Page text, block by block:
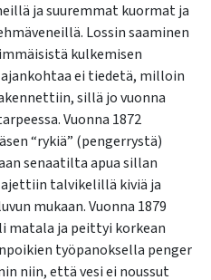
ja suuremmat kuormat ja
Lossin saaminen
kulkemisen
ei tiedetä, milloin
sillä jo vuonna
Vuonna 1872
“rykiä” (pengerrystä)
senaatilta apua sillan
talvikelillä kiviä ja
mukaan. Vuonna 1879
matala ja peittyi korkean
työpanoksella penger
niin, että vesi ei noussut